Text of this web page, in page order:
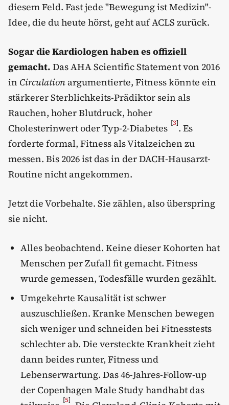
diesem Feld. Fast jede "Bewegung ist Medizin"-
Idee, die du heute hörst, geht auf ACLS zurück.
Sogar die Kardiologen haben es offiziell
gemacht. Das AHA Scientific Statement von 2016
in Circulation argumentierte, Fitness könnte ein
stärkerer Sterblichkeits-Prädiktor sein als
Rauchen, hoher Blutdruck, hoher
Cholesterinwert oder Typ-2-Diabetes [3]. Es
forderte formal, Fitness als Vitalzeichen zu
messen. Bis 2026 ist das in der DACH-Hausarzt-
Routine nicht angekommen.
Jetzt die Vorbehalte. Sie zählen, also überspring
sie nicht.
Alles beobachtend. Keine dieser Kohorten hat
Menschen per Zufall fit gemacht. Fitness
wurde gemessen, Todesfälle wurden gezählt.
Umgekehrte Kausalität ist schwer
auszuschließen. Kranke Menschen bewegen
sich weniger und schneiden bei Fitnesstests
schlechter ab. Die versteckte Krankheit zieht
dann beides runter, Fitness und
Lebenserwartung. Das 46-Jahres-Follow-up
der Copenhagen Male Study handhabt das
[5]